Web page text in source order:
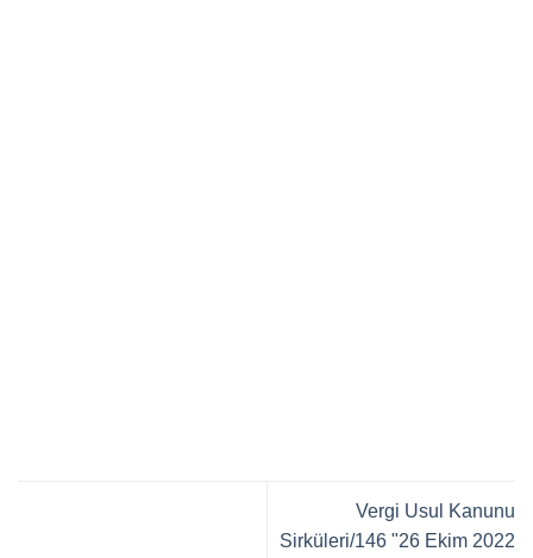
Vergi Usul Kanunu
Sirküleri/146 "26 Ekim 2022